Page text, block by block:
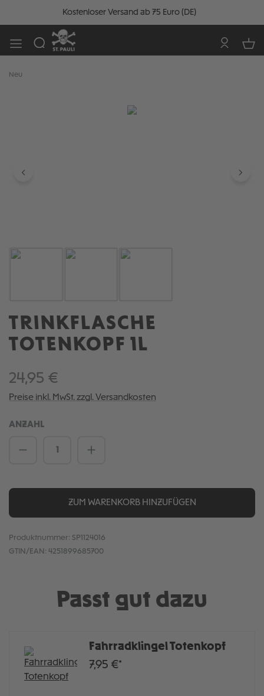
Kostenloser Versand ab 75 Euro (DE)
Neu
TRINKFLASCHE
TOTENKOPF 1L
24,95 €
Preise inkl. MwSt. zzgl. Versandkosten
ANZAHL
Produkt Anzahl: Gib den gewünschten
ZUM WARENKORB HINZUFÜGEN
Produktnummer: SP1124016
GTIN/EAN: 4251899685700
Passt gut dazu
Fahrradklingel Totenkopf
7,95 €*